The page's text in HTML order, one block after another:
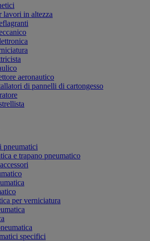
lavori in altezza
aeronautico
di pannelli di cartongesso
pneumatici
e trapano pneumatico
per verniciatura
specifici